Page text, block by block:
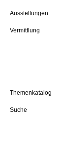
Ausstellungen
Vermittlung
Themenkatalog
Suche